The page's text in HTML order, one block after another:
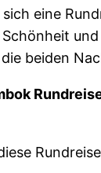
eine
beiden